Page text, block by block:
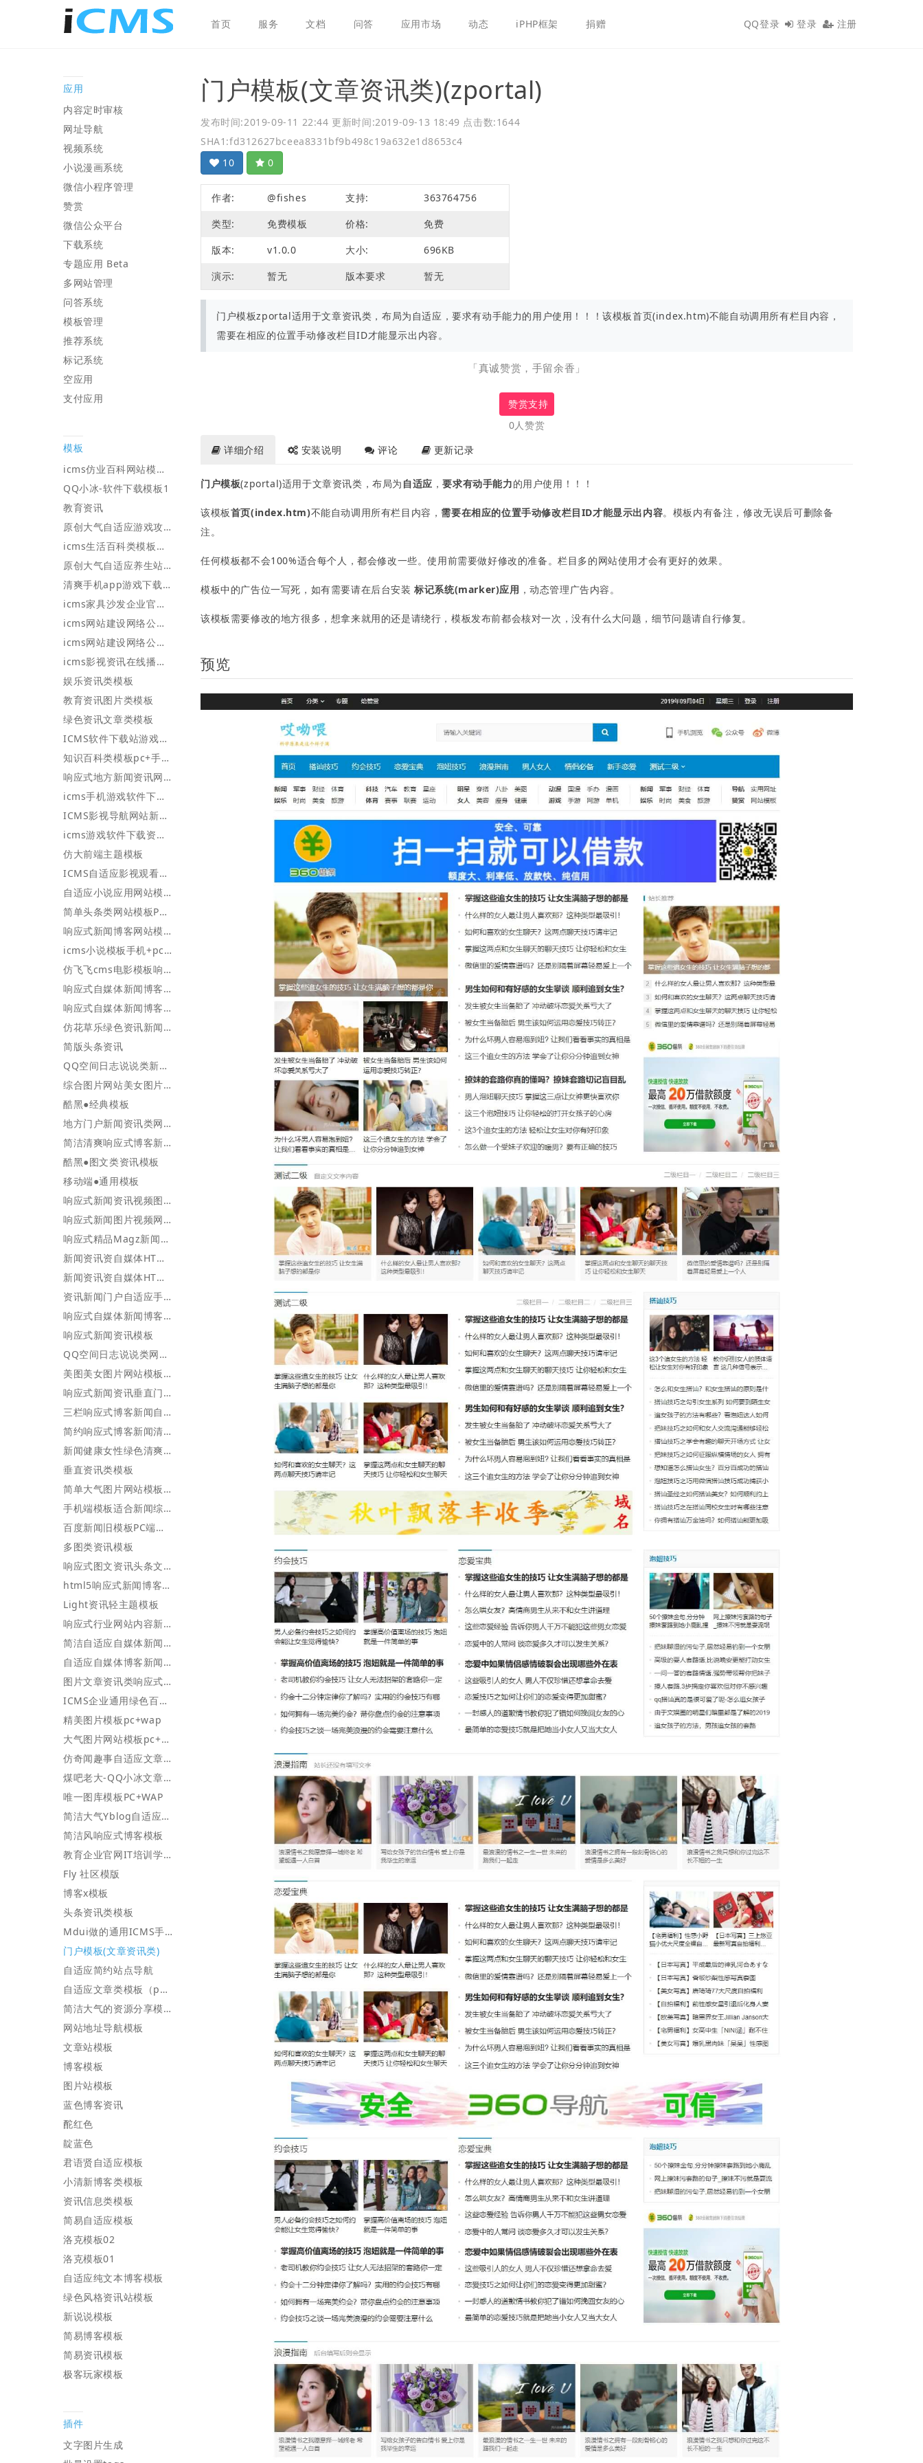
首页
服务 文档 问答 应用市场 动态 iPHP框架 捐赠 QQ登录 登录 注册
门户模板(文章资讯类)(zportal)
发布时间:2019-09-11 22:44 更新时间:2019-09-13 18:49 点击数:1644
SHA1:fd312627bceea8331bf9b498c19a632e1d8653c4
10
0
作者: @fishes 支持:
363764756
类型:
免费模板 价格:
免费
版本:
v1.0.0 大小:
696KB
演示:
暂无 版本要求 暂无
门户模板zportal适用于文章资讯类，布局为自适应，要求有动手能力的用户使用！！！该模板首页(index.htm)不能自动调用所有栏目内容，
需要在相应的位置手动修改栏目ID才能显示出内容。
「真诚赞赏，手留余香」
赞赏支持
0人赞赏
详细介绍
安装说明 评论 更新记录
门户模板(zportal)适用于文章资讯类，布局为 自适应 ，要求有动手能力的用户使用！！！
该模板首页(index.htm)不能自动调用所有栏目内容， 需要在相应的位置手动修改栏目ID才能显示出内容。模板内有备注，修改无误后可删除备
注。
任何模板都不会100%适合每个人，都会修改一些。使用前需要做好修改的准备。栏目多的网站使用才会有更好的效果。
模板中的广告位一写死，如有需要请在后台安装标记系统(marker)应用 ，动态管理广告内容。
该模板需要修改的地方很多，想拿来就用的还是请绕行，模板发布前都会核对一次，没有什么大问题，细节问题请自行修复。
预览
应用
内容定时审核
网址导航
视频系统
小说漫画系统
微信小程序管理
赞赏
微信公众平台
下载系统
专题应用 Beta
多网站管理
问答系统
模板管理
推荐系统
标记系统
空应用
支付应用
模板
icms仿业百科网站模板优化版PC+wap
QQ小冰-软件下载模板1
教育资讯
原创大气自适应游戏攻略站点模板
icms生活百科类模板手机端+pc端V7版本
原创大气自适应养生站模板
清爽手机app游戏下载软件站响应式网站模板
icms家具沙发企业官网响应式网站模板
icms网站建设网络公司企业网站模板
icms网站建设网络公司企业网站模板
icms影视资讯在线播放自适应网站模板皮肤可变色
娱乐资讯类模板
教育资讯图片类模板
绿色资讯文章类模板
ICMS软件下载站游戏下载站网站模板PC+手机端
知识百科类模板pc+手机端，带用户登录注册评论[用户中心官方模板]
响应式地方新闻资讯网站模板
icms手机游戏软件下载资讯模板带后台全部采集规则和方案和栏目数据
ICMS影视导航网站新闻资讯视频模板
icms游戏软件下载资讯新闻主题模板pc+wap
仿大前端主题模板
ICMS自适应影视观看新闻资讯模板
自适应小说应用网站模板
简单头条类网站模板PC+wap
响应式新闻博客网站模板
icms小说模板手机+pc端
仿飞飞cms电影模板响应式
响应式自媒体新闻博客图片模板
响应式自媒体新闻博客资讯模板
仿花草乐绿色资讯新闻博客网站模板（PC+WAP）
简版头条资讯
QQ空间日志说说类新闻资讯类网站织梦模板(带手机端)
综合图片网站美女图片网站模板带手机端
酷黑●经典模板
地方门户新闻资讯类网站模板(带手机端)
简洁清爽响应式博客新闻资讯网站模板
酷黑●图文类资讯模板
移动端●通用模板
响应式新闻资讯视频图片类网站模板
响应式新闻图片视频网站模板蓝红两色
响应式精品Magz新闻博客自媒体门户网站
新闻资讯资自媒体HTML5自适应响应式模板
新闻资讯资自媒体HTML5自适应响应式模板
资讯新闻门户自适应手机HTML5ICMS模版
响应式自媒体新闻博客模板带官方的用户中心投稿
响应式新闻资讯模板
QQ空间日志说说类网站模板(带手机端)
美图美女图片网站模板PC+wap
响应式新闻资讯垂直门户网站模板
三栏响应式博客新闻自媒体网站模板
简约响应式博客新闻清新网站模板
新闻健康女性绿色清爽网站模板PC+WAP
垂直资讯类模板
简单大气图片网站模板 PC+wap
手机端模板适合新闻综合性网站模板
百度新闻旧模板PC端利优化
多图类资讯模板
响应式图文资讯头条文章简约模板
html5响应式新闻博客网站模板
Light资讯轻主题模板
响应式行业网站内容新闻资讯MIP模板
简洁自适应自媒体新闻博客网站模板
自适应自媒体博客新闻网站模板
图片文章资讯类响应式网站模版
ICMS企业通用绿色百度MIP模板
精美图片模板pc+wap
大气图片网站模板pc+wap
仿奇闻趣事自适应文章站
煤吧老大-QQ小冰文章资讯模板1
唯一图库模板PC+WAP
简洁大气Yblog自适应博客模板
简洁风响应式博客模板
教育企业官网IT培训学校PC模板
Fly 社区模版
博客x模板
头条资讯类模板
Mdui做的通用ICMS手机模板
门户模板(文章资讯类)
自适应简约站点导航
自适应文章类模板（parrots）
简洁大气的资源分享模板
网站地址导航模板
文章站模板
博客模板
图片站模板
蓝色博客资讯
酡红色
靛蓝色
君语贤自适应模板
小清新博客类模板
资讯信息类模板
简易自适应模板
洛克模板02
洛克模板01
自适应纯文本博客模板
绿色风格资讯站模板
新说说模板
简易博客模板
简易资讯模板
极客玩家模板
插件
文字图片生成